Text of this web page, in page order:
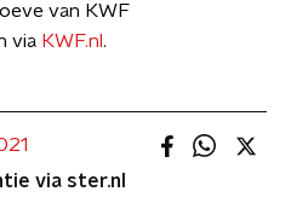
van KWF
via KWF.nl .
via ster.nl